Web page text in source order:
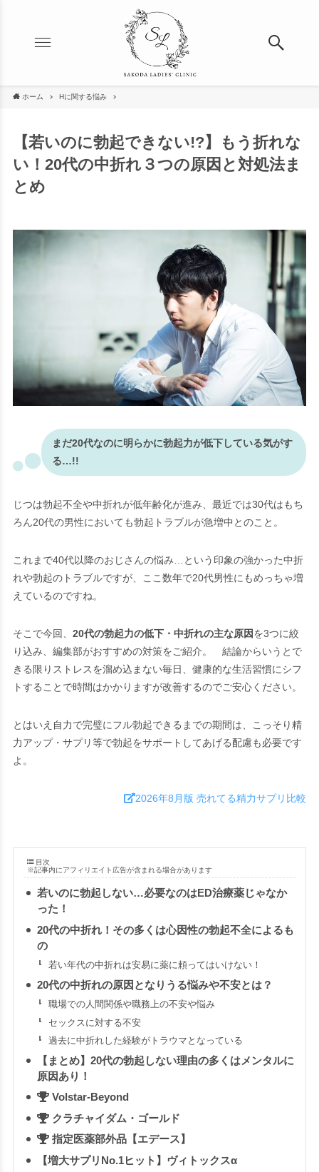
ホーム Hに関する悩み
【若いのに勃起できない!?】もう折れな
い！20代の中折れ３つの原因と対処法ま
とめ
まだ20代なのに明らかに勃起力が低下している気がす
る…!!
じつは勃起不全や中折れが低年齢化が進み、最近では30代はもち
ろん20代の男性においても勃起トラブルが急増中とのこと。
これまで40代以降のおじさんの悩み…という印象の強かった中折
れや勃起のトラブルですが、ここ数年で20代男性にもめっちゃ増
えているのですね。
そこで今回、 20代の勃起力の低下・中折れの主な原因を3つに絞
り込み、編集部がおすすめの対策をご紹介。 結論からいうとで
きる限りストレスを溜め込まない毎日、健康的な生活習慣にシフ
トすることで時間はかかりますが改善するのでご安心ください。
とはいえ自力で完璧にフル勃起できるまでの期間は、こっそり精
力アップ・サプリ等で勃起をサポートしてあげる配慮も必要です
よ。
2026年8月版 売れてる精力サプリ比較
目次
※記事内にアフィリエイト広告が含まれる場合があります
若いのに勃起しない…必要なのはED治療薬じゃなか
った！
20代の中折れ！その多くは心因性の勃起不全によるも
の
若い年代の中折れは安易に薬に頼ってはいけない！
20代の中折れの原因となりうる悩みや不安とは？
職場での人間関係や職務上の不安や悩み
セックスに対する不安
過去に中折れした経験がトラウマとなっている
【まとめ】20代の勃起しない理由の多くはメンタルに
原因あり！
Volstar-Beyond
クラチャイダム・ゴールド
指定医薬部外品【エデース】
【増大サプリNo.1ヒット】ヴィトックスα